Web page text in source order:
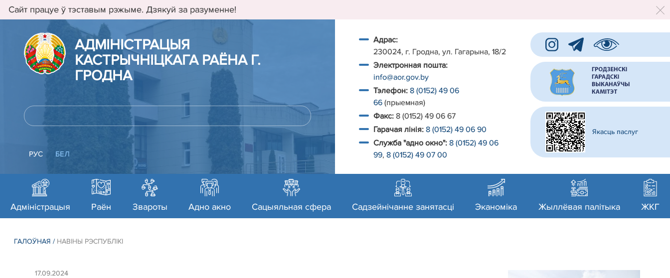
Сайт працуе ў тэставым рэжыме. Дзякуй за разуменне!
АДМIНIСТРАЦЫЯ
КАСТРЫЧНIЦКАГА РАЁНА Г.
ГРОДНА
РУС БЕЛ
Адрас:
230024, г. Гродна, ул. Гагарына, 18/2
Электронная пошта:
info@aor.gov.by
Тэлефон: 8 (0152) 49 06
66 (прыемная)
Факс: 8 (0152) 49 06 67
Гарачая лiнiя: 8 (0152) 49 06 90
Служба "адно окно": 8 (0152) 49 06
99, 8 (0152) 49 07 00
Якасць паслуг
Адміністрацыя Раён Звароты Адно акно Сацыяльная сфера Садзейнічанне занятасці Эканоміка Жыллёвая палітыка ЖКГ
ГАЛОЎНАЯ / НАВІНЫ РЭСПУБЛIКI
17.09.2024